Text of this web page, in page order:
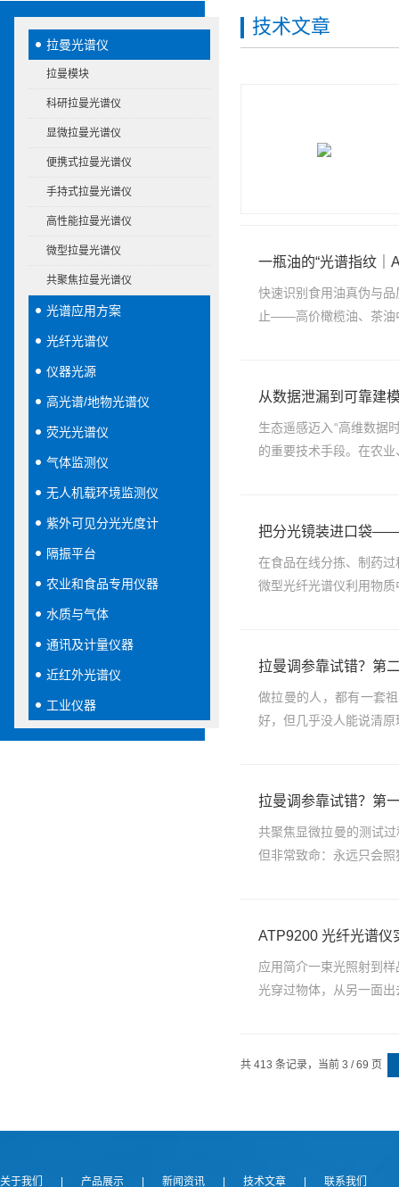
拉曼光谱仪
拉曼模块
科研拉曼光谱仪
显微拉曼光谱仪
便携式拉曼光谱仪
手持式拉曼光谱仪
高性能拉曼光谱仪
微型拉曼光谱仪
共聚焦拉曼光谱仪
光谱应用方案
光纤光谱仪
仪器光源
高光谱/地物光谱仪
荧光光谱仪
气体监测仪
无人机载环境监测仪
紫外可见分光光度计
隔振平台
农业和食品专用仪器
水质与气体
通讯及计量仪器
近红外光谱仪
工业仪器
技术文章
一瓶油的“光谱指纹｜
快速识别食用油真伪与
止——高价橄榄油、茶油
从数据泄漏到可靠建
生态遥感迈入“高维数据
的重要技术手段。在农
把分光镜装进口袋——
在食品在线分拣、制药
微型光纤光谱仪利用物质
拉曼调参靠试错？第
做拉曼的人，都有一套
好，但几乎没人能说清
拉曼调参靠试错？第
共聚焦显微拉曼的测试
但非常致命：永远只会
ATP9200 光纤光谱仪
应用简介一束光照射到
光穿过物体，从另一面
共 413 条记录，当前 3 / 69 页
关于我们 产品展示 新闻资讯 技术文章 联系我们